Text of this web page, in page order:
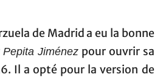
de Madrid a eu la bonne
Pepita Jiménez pour ouvrir sa
Il a opté pour la version de